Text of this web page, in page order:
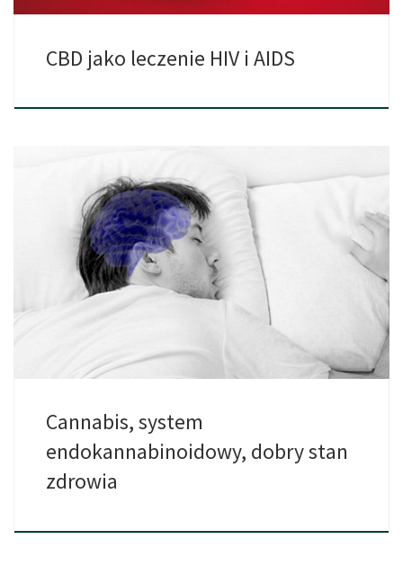
CBD jako leczenie HIV i AIDS
Nauka dotycząca kannabinoidów z dnia na dzień dokonuje
fascynujących odkryć, […]
Cannabis, system
endokannabinoidowy, dobry stan
zdrowia